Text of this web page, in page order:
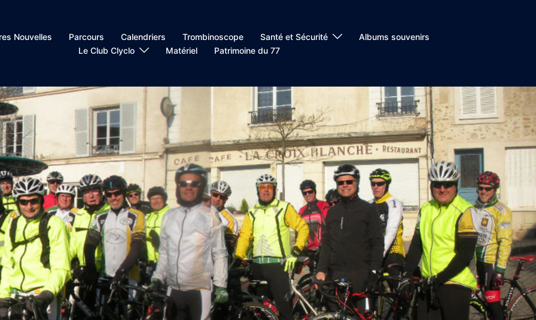
Nouvelles Parcours Calendriers Trombinoscope Santé et Sécurité
Albums souvenirs
Le Club Clyclo
Matériel Patrimoine du 77